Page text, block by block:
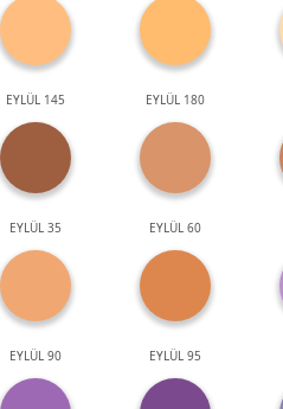
EYLÜL 145 EYLÜL 180
EYLÜL 35 EYLÜL 60
EYLÜL 90 EYLÜL 95